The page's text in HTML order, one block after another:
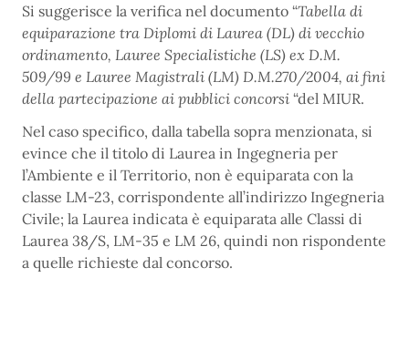
Si suggerisce la verifica nel documento “Tabella di
equiparazione tra Diplomi di Laurea (DL) di vecchio
ordinamento, Lauree Specialistiche (LS) ex D.M.
509/99 e Lauree Magistrali (LM) D.M.270/2004, ai fini
della partecipazione ai pubblici concorsi “del MIUR.
Nel caso specifico, dalla tabella sopra menzionata, si
evince che il titolo di Laurea in Ingegneria per
l’Ambiente e il Territorio, non è equiparata con la
classe LM-23, corrispondente all’indirizzo Ingegneria
Civile; la Laurea indicata è equiparata alle Classi di
Laurea 38/S, LM-35 e LM 26, quindi non rispondente
a quelle richieste dal concorso.